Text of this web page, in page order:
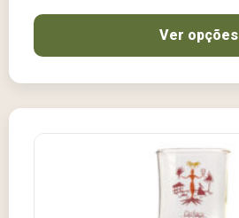
Ver opções